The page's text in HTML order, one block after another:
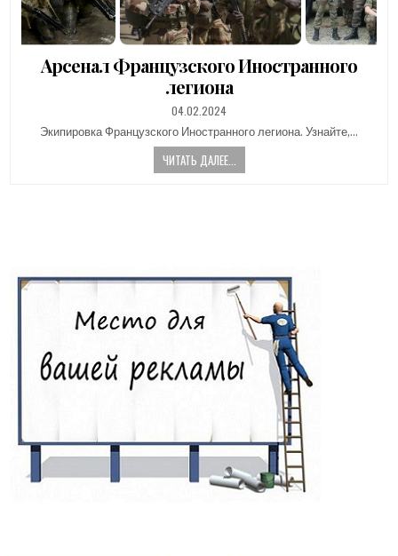
Арсенал Французского Иностранного
легиона
PUBLISHED
DATE:
04.02.2024
Экипировка Французского Иностранного легиона. Узнайте,…
ЧИТАТЬ ДАЛЕЕ...